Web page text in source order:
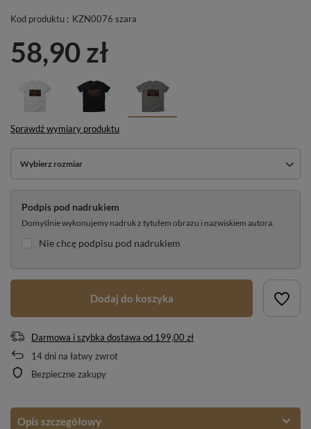
Kod produktu : KZN0076 szara
58,90 zł
Sprawdź wymiary produktu
Wybierz rozmiar
Podpis pod nadrukiem
Domyślnie wykonujemy nadruk z tytułem obrazu i nazwiskiem autora.
Nie chcę podpisu pod nadrukiem
Dodaj do koszyka
Darmowa i szybka dostawa od 199,00 zł
14dni na łatwy zwrot
Bezpieczne zakupy
Opis szczegółowy